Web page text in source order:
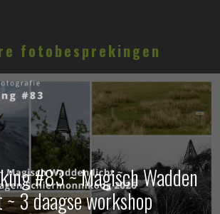
fotobesprekingen
#83 ~ Magisch Wadden
3 daagse workshop